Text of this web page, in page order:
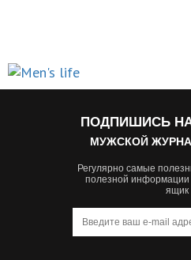
ПОДПИШИСЬ
МУЖСКОЙ ЖУРНАЛ
Регулярно самые
полезной
ящик